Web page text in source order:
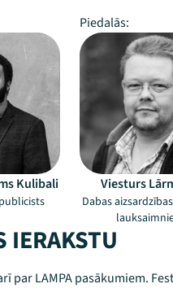
Piedalās:
Kulibali Viesturs
Dabas
IERAKSTU
par LAMPA pasākumiem.